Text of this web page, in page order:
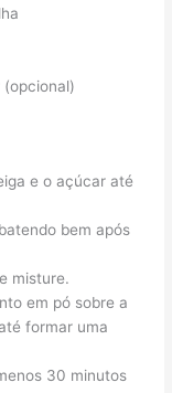
e o açúcar até
bem após
misture.
em pó sobre a
formar uma
30 minutos